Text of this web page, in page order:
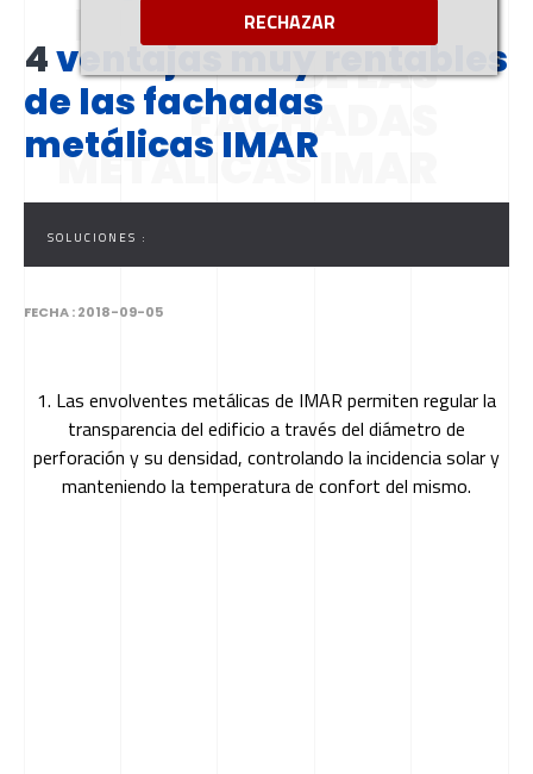
RECHAZAR
MUY RENTABLES
DE LAS
FACHADAS
METÁLICAS IMAR
4ventajas muy rentables
de las fachadas
metálicas IMAR
SOLUCIONES :
FECHA :2018-09-05
1. Las envolventes metálicas de IMAR permiten regular la
transparencia del edificio a través del diámetro de
perforación y su densidad, controlando la incidencia solar y
manteniendo la temperatura de confort del mismo.